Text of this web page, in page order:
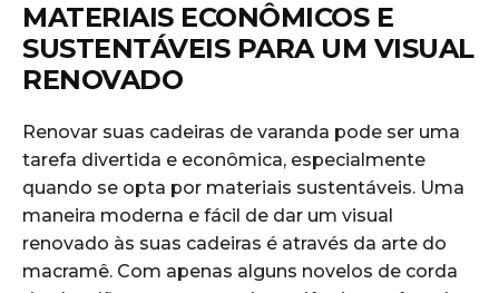
MATERIAIS ECONÔMICOS E
SUSTENTÁVEIS PARA UM VISUAL
RENOVADO
Renovar suas cadeiras de varanda pode ‍ser ⁢uma ​
tarefa divertida e econômica, especialmente
quando se opta por materiais sustentáveis. Uma
maneira‌ moderna e fácil de dar um ⁣visual
renovado às suas cadeiras⁢ é através⁣ da arte do
macramê. Com ⁤apenas⁣ alguns novelos de corda